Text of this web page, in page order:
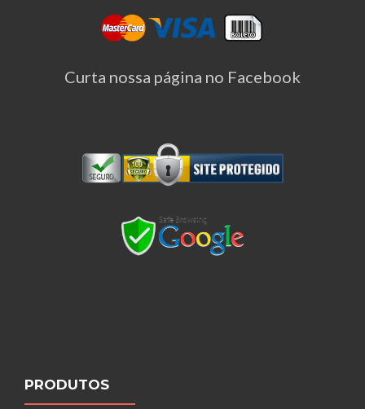
Curta nossa página no Facebook
PRODUTOS